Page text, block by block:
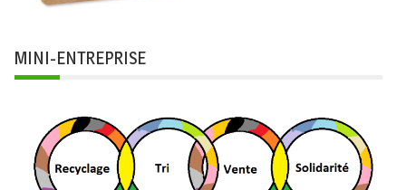
MINI-ENTREPRISE